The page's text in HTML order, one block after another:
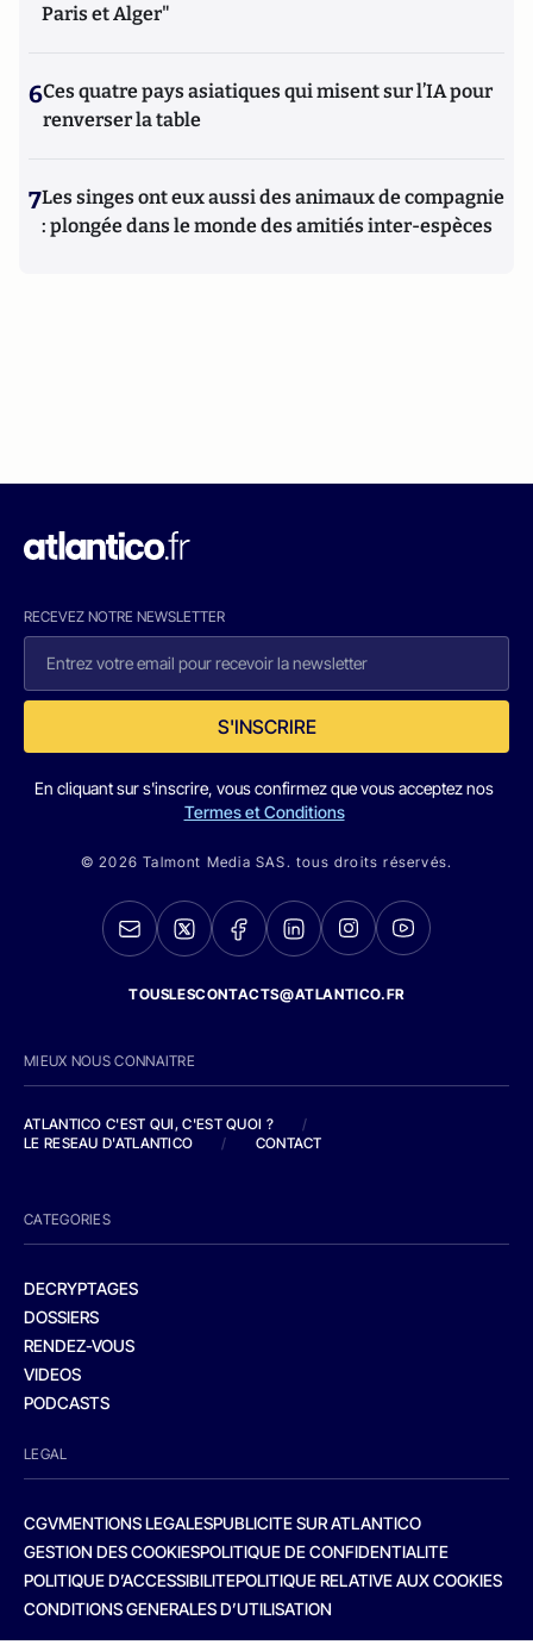
Paris et Alger"
6Ces quatre pays asiatiques qui misent sur l’IA pour
renverser la table
7Les singes ont eux aussi des animaux de compagnie
: plongée dans le monde des amitiés inter-espèces
RECEVEZ NOTRE NEWSLETTER
S'INSCRIRE
En cliquant sur s'inscrire, vous confirmez que vous acceptez nos
Termes et Conditions
© 2026 Talmont Media SAS. tous droits réservés.
TOUSLESCONTACTS@ATLANTICO.FR
MIEUX NOUS CONNAITRE
ATLANTICO C'EST QUI, C'EST QUOI ?
/
LE RESEAU D'ATLANTICO
/ CONTACT
CATEGORIES
DECRYPTAGES
DOSSIERS
RENDEZ-VOUS
VIDEOS
PODCASTS
LEGAL
CGVMENTIONS LEGALESPUBLICITE SUR ATLANTICO
GESTION DES COOKIESPOLITIQUE DE CONFIDENTIALITE
POLITIQUE D’ACCESSIBILITEPOLITIQUE RELATIVE AUX COOKIES
CONDITIONS GENERALES D’UTILISATION